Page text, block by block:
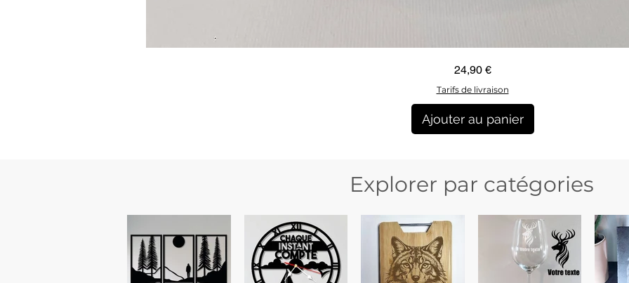
Aperçu rapide
Prix
24,90 €
Tarifs de livraison
Ajouter au panier
Explorer par catégories